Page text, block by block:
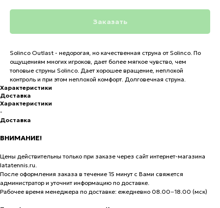
Заказать
Solinco Outlast - недорогая, но качественная струна от Solinco. По
ощущениям многих игроков, дает более мягкое чувство, чем
топовые струны Solinco. Дает хорошее вращение, неплохой
контроль и при этом неплохой комфорт. Долговечная струна.
Характеристики
Доставка
Характеристики
-
Доставка
ВНИМАНИЕ!
Цены действительны только при заказе через сайт интернет-магазина
latatennis.ru.
После оформления заказа в течение 15 минут с Вами свяжется
администратор и уточнит информацию по доставке.
Рабочее время менеджера по доставке: ежедневно 08.00−18.00 (мск)